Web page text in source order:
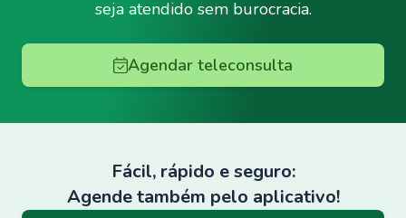
seja atendido sem burocracia.
Agendar teleconsulta
Fácil, rápido e seguro:
Agende também pelo aplicativo!